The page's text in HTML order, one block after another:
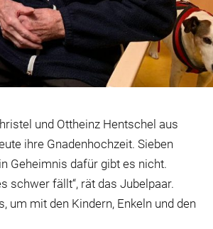
und Ottheinz Hentschel aus
ihre Gnadenhochzeit. Sieben
Geheimnis dafür gibt es nicht.
schwer fällt“, rät das Jubelpaar.
um mit den Kindern, Enkeln und den